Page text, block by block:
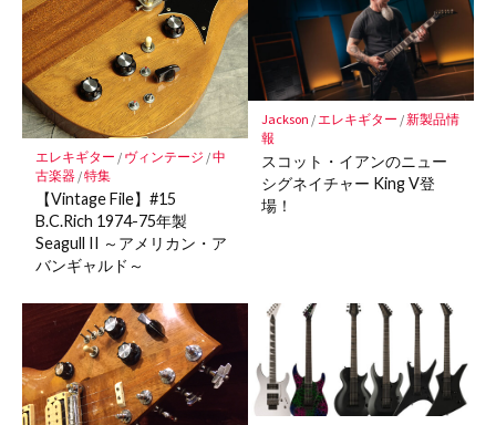
ー
ク
に
保
存
エレキギター / ヴィンテージ /中
古楽器/特集
【Vintage File】#15
B.C.Rich 1974-75年製
Seagull II ～アメリカン・ア
バンギャルド～
Jackson /エレキギター /新製品情
報
スコット・イアンのニュー
シグネイチャー King V登
場！